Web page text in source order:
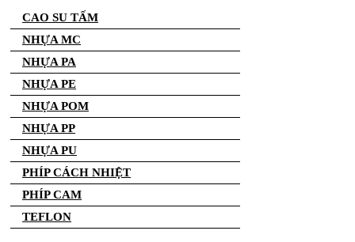
CAO SU TẤM
NHỰA MC
NHỰA PA
NHỰA PE
NHỰA POM
NHỰA PP
NHỰA PU
PHÍP CÁCH NHIỆT
PHÍP CAM
TEFLON